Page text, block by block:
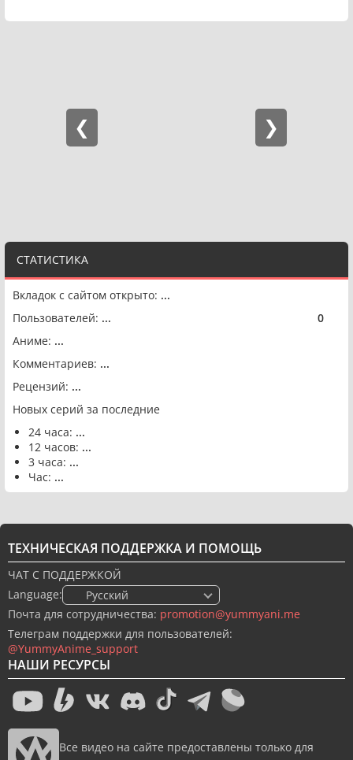
СТАТИСТИКА
Вкладок с сайтом открыто: ...
Пользователей: ... 0
Аниме: ...
Комментариев: ...
Рецензий: ...
Новых серий за последние
24 часа: ...
12 часов: ...
3 часа: ...
Час: ...
НАШИ РЕСУРСЫ
Все видео на сайте предоставлены только для
ТЕХНИЧЕСКАЯ ПОДДЕРЖКА И ПОМОЩЬ
ЧАТ С ПОДДЕРЖКОЙ
Language:
🇷🇺 Русский
Почта для сотрудничества: promotion@yummyani.me
Телеграм поддержки для пользователей:
@YummyAnime_support